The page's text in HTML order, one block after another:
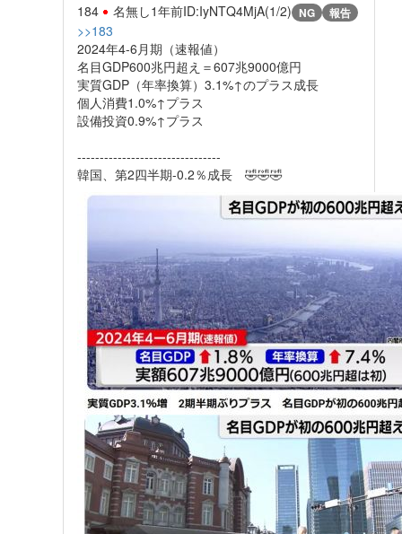
184 名無し1年前ID:IyNTQ4MjA(1/2) NG 報告
>>183
2024年4-6月期（速報値）
名目GDP600兆円超え＝607兆9000億円
実質GDP（年率換算）3.1%↑のプラス成長
個人消費1.0%↑プラス
設備投資0.9%↑プラス
--------------------------------
韓国、第2四半期-0.2％成長 🤣🤣🤣